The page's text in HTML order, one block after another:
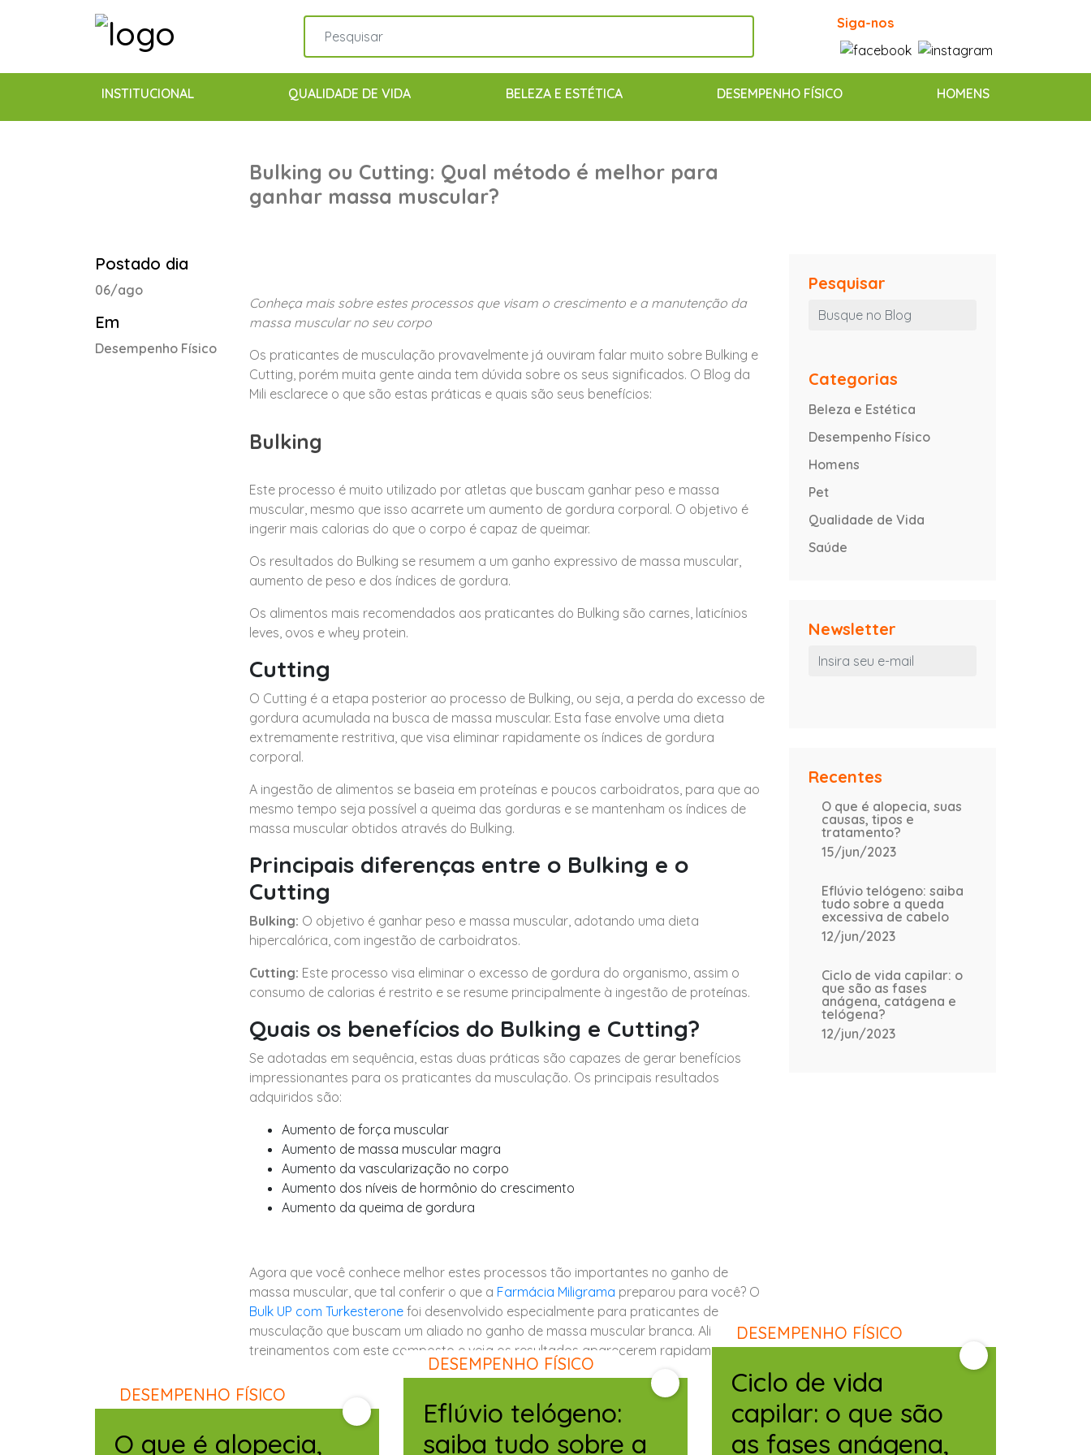
Siga-nos
INSTITUCIONAL QUALIDADE DE VIDA BELEZA E ESTÉTICA DESEMPENHO FÍSICO HOMENS
Bulking ou Cutting: Qual método é melhor para
ganhar massa muscular?
Postado dia
06/ago
Em
Desempenho Físico
Conheça mais sobre estes processos que visam o crescimento e a manutenção da
massa muscular no seu corpo
Os praticantes de musculação provavelmente já ouviram falar muito sobre Bulking e
Cutting, porém muita gente ainda tem dúvida sobre os seus significados. O Blog da
Mili esclarece o que são estas práticas e quais são seus benefícios:
Bulking
Este processo é muito utilizado por atletas que buscam ganhar peso e massa
muscular, mesmo que isso acarrete um aumento de gordura corporal. O objetivo é
ingerir mais calorias do que o corpo é capaz de queimar.
Os resultados do Bulking se resumem a um ganho expressivo de massa muscular,
aumento de peso e dos índices de gordura.
Os alimentos mais recomendados aos praticantes do Bulking são carnes, laticínios
leves, ovos e whey protein.
Cutting
O Cutting é a etapa posterior ao processo de Bulking, ou seja, a perda do excesso de
gordura acumulada na busca de massa muscular. Esta fase envolve uma dieta
extremamente restritiva, que visa eliminar rapidamente os índices de gordura
corporal.
A ingestão de alimentos se baseia em proteínas e poucos carboidratos, para que ao
mesmo tempo seja possível a queima das gorduras e se mantenham os índices de
massa muscular obtidos através do Bulking.
Principais diferenças entre o Bulking e o
Cutting
Bulking: O objetivo é ganhar peso e massa muscular, adotando uma dieta
hipercalórica, com ingestão de carboidratos.
Cutting: Este processo visa eliminar o excesso de gordura do organismo, assim o
consumo de calorias é restrito e se resume principalmente à ingestão de proteínas.
Quais os benefícios do Bulking e Cutting?
Se adotadas em sequência, estas duas práticas são capazes de gerar benefícios
impressionantes para os praticantes da musculação. Os principais resultados
adquiridos são:
Aumento de força muscular
Aumento de massa muscular magra
Aumento da vascularização no corpo
Aumento dos níveis de hormônio do crescimento
Aumento da queima de gordura
Agora que você conhece melhor estes processos tão importantes no ganho de
massa muscular, que tal conferir o que a Farmácia Miligrama preparou para você? O
Bulk UP com Turkesterone foi desenvolvido especialmente para praticantes de
musculação que buscam um aliado no ganho de massa muscular branca. Alie seus
treinamentos com este composto e veja os resultados aparecerem rapidamente.
Pesquisar
Categorias
Beleza e Estética
Desempenho Físico
Homens
Pet
Qualidade de Vida
Saúde
Newsletter
Recentes
O que é alopecia, suas
causas, tipos e
tratamento?
15/jun/2023
Eflúvio telógeno: saiba
tudo sobre a queda
excessiva de cabelo
12/jun/2023
Ciclo de vida capilar: o
que são as fases
anágena, catágena e
telógena?
12/jun/2023
DESEMPENHO FÍSICO
O que é alopecia,
DESEMPENHO FÍSICO
Eflúvio telógeno:
saiba tudo sobre a
DESEMPENHO FÍSICO
Ciclo de vida
capilar: o que são
as fases anágena,